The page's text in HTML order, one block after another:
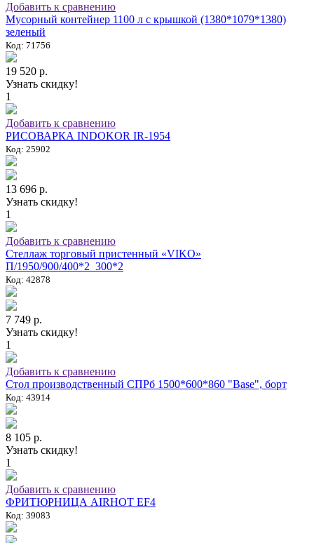
Добавить к сравнению
Мусорный контейнер 1100 л с крышкой (1380*1079*1380)
зеленый
Код: 71756
19 520 р.
Узнать скидку!
1
Добавить к сравнению
РИСОВАРКА INDOKOR IR-1954
Код: 25902
13 696 р.
Узнать скидку!
1
Добавить к сравнению
Стеллаж торговый пристенный «VIKO»
П/1950/900/400*2_300*2
Код: 42878
7 749 р.
Узнать скидку!
1
Добавить к сравнению
Стол производственный СПРб 1500*600*860 "Base", борт
Код: 43914
8 105 р.
Узнать скидку!
1
Добавить к сравнению
ФРИТЮРНИЦА AIRHOT EF4
Код: 39083